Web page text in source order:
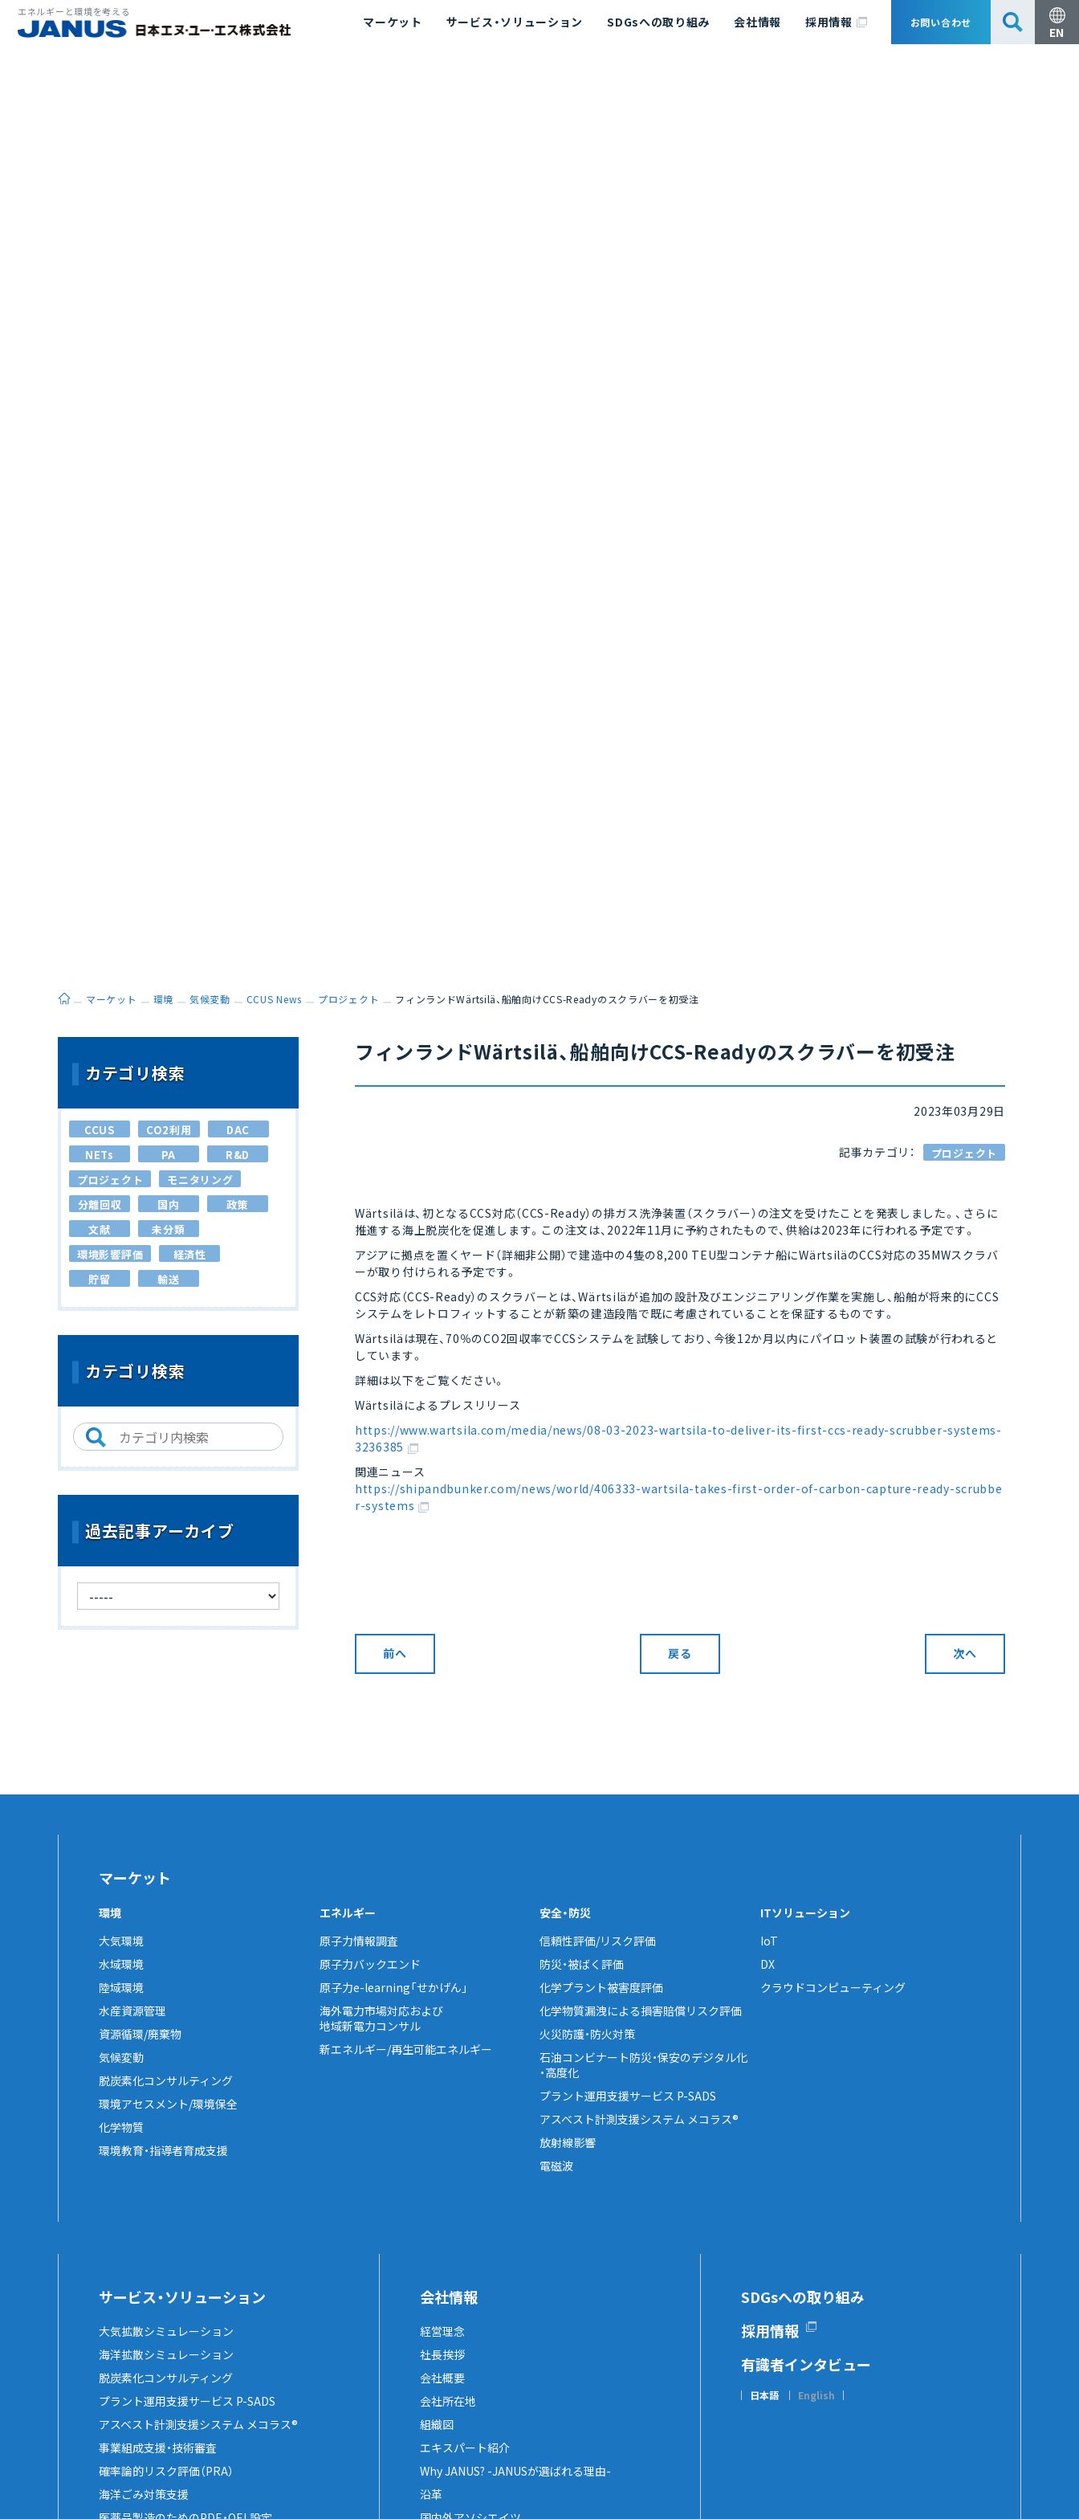
エネルギーと環境を考える
マーケット サービス・ソリューション SDGsへの取り組み 会社情報 採用情報 お問い合わせ
EN
ホームマーケット 環境 気候変動 CCUS News プロジェクト フィンランドWärtsilä、船舶向けCCS-Readyのスクラバーを初受注
フィンランドWärtsilä、船舶向けCCS-Readyのスクラバーを初受注
2023年03月29日
記事カテゴリ： プロジェクト
Wärtsiläは、初となるCCS対応（CCS-Ready）の排ガス洗浄装置（スクラバー）の注文を受けたことを発表しました。、さらに
推進する海上脱炭化を促進します。この注文は、2022年11月に予約されたもので、供給は2023年に行われる予定です。
アジアに拠点を置くヤード（詳細非公開）で建造中の4隻の8,200 TEU型コンテナ船にWärtsiläのCCS対応の35MWスクラバ
ーが取り付けられる予定です。
CCS対応（CCS-Ready）のスクラバーとは、Wärtsiläが追加の設計及びエンジニアリング作業を実施し、船舶が将来的にCCS
システムをレトロフィットすることが新築の建造段階で既に考慮されていることを保証するものです。
Wärtsiläは現在、70％のCO2回収率でCCSシステムを試験しており、今後12か月以内にパイロット装置の試験が行われると
しています。
詳細は以下をご覧ください。
Wärtsiläによるプレスリリース
https://www.wartsila.com/media/news/08-03-2023-wartsila-to-deliver-its-first-ccs-ready-scrubber-systems-
3236385
関連ニュース
https://shipandbunker.com/news/world/406333-wartsila-takes-first-order-of-carbon-capture-ready-scrubbe
r-systems
前へ 戻る 次へ
カテゴリ検索
CCUS CO2利用
DAC
NETs
PA
R&D
プロジェクト
モニタリング
分離回収
国内
政策
文献
未分類
環境影響評価
経済性
貯留
輸送
カテゴリ検索
過去記事アーカイブ
マーケット
環境
大気環境
水域環境
陸域環境
水産資源管理
資源循環/廃棄物
気候変動
脱炭素化コンサルティング
環境アセスメント/環境保全
化学物質
環境教育・指導者育成支援
エネルギー
原子力情報調査
原子力バックエンド
原子力e-learning「せかげん」
海外電力市場対応および
地域新電力コンサル
新エネルギー/再生可能エネルギー
安全・防災
信頼性評価/リスク評価
防災・被ばく評価
化学プラント被害度評価
化学物質漏洩による損害賠償リスク評価
火災防護・防火対策
石油コンビナート防災・保安のデジタル化
・高度化
プラント運用支援サービス P-SADS
アスベスト計測支援システム メコラス®
放射線影響
電磁波
ITソリューション
IoT
DX
クラウドコンピューティング
サービス・ソリューション
大気拡散シミュレーション
海洋拡散シミュレーション
脱炭素化コンサルティング
プラント運用支援サービス P-SADS
アスベスト計測支援システム メコラス®
事業組成支援・技術審査
確率論的リスク評価（PRA）
海洋ごみ対策支援
会社情報
経営理念
社長挨拶
会社概要
会社所在地
組織図
エキスパート紹介
Why JANUS? -JANUSが選ばれる理由-
沿革
SDGsへの取り組み
採用情報
有識者インタビュー
日本語 English